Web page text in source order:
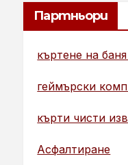
Партньори
къртене на
геймърски
кърти чисти
Асфалтиране